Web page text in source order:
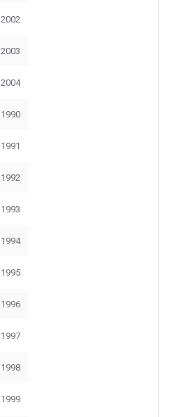
2002
2003
2004
1990
1991
1992
1993
1994
1995
1996
1997
1998
1999